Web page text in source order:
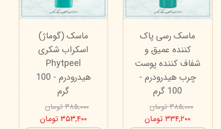
ماسک رسی پاک
کننده عمیق و
شفاف کننده پوست
چرب هیدرودرم -
100 گرم
۳۸۵,۰۰۰ تومان
۳۳۴,۲۰۰ تومان
ماسک (گوماژ)
اسکراب شکری
Phytpeel
هیدرودرم - 100
گرم
۳۸۵,۰۰۰ تومان
۳۵۳,۴۰۰ تومان